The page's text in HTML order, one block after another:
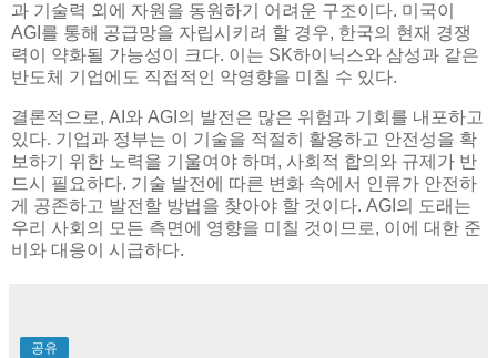
과 기술력 외에 자원을 동원하기 어려운 구조이다. 미국이
AGI를 통해 공급망을 자립시키려 할 경우, 한국의 현재 경쟁
력이 약화될 가능성이 크다. 이는 SK하이닉스와 삼성과 같은
반도체 기업에도 직접적인 악영향을 미칠 수 있다.
결론적으로, AI와 AGI의 발전은 많은 위험과 기회를 내포하고
있다. 기업과 정부는 이 기술을 적절히 활용하고 안전성을 확
보하기 위한 노력을 기울여야 하며, 사회적 합의와 규제가 반
드시 필요하다. 기술 발전에 따른 변화 속에서 인류가 안전하
게 공존하고 발전할 방법을 찾아야 할 것이다. AGI의 도래는
우리 사회의 모든 측면에 영향을 미칠 것이므로, 이에 대한 준
비와 대응이 시급하다.
공유